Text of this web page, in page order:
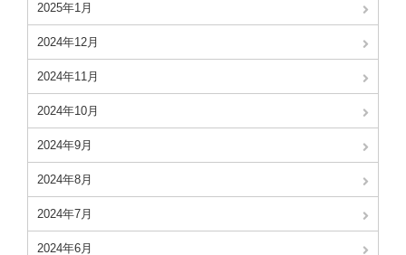
2025年1月
2024年12月
2024年11月
2024年10月
2024年9月
2024年8月
2024年7月
2024年6月